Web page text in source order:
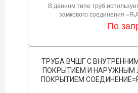
В данном типе труб
замкового соединения
По
ТРУБА ВЧШГ С
ПОКРЫТИЕМ И НАРУЖНЫМ
ПОКРЫТИЕМ